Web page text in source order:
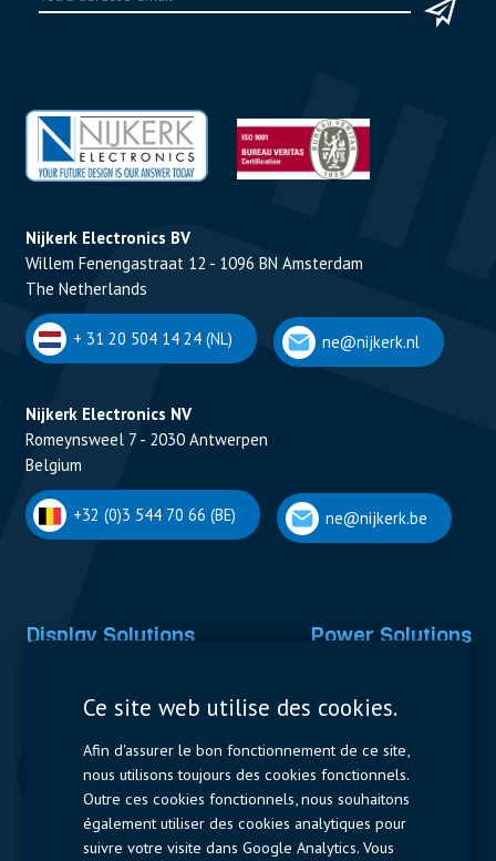
Nijkerk Electronics BV
Willem Fenengastraat 12 - 1096 BN Amsterdam
The Netherlands
+ 31 20 504 14 24 (NL) ne@nijkerk.nl
Nijkerk Electronics NV
Romeynsweel 7 - 2030 Antwerpen
Belgium
+32 (0)3 544 70 66 (BE) ne@nijkerk.be
Display Solutions Power Solutions
Contactors & Fuses
Measurement
Resistors
Ce site web utilise des cookies.
Afin d'assurer le bon fonctionnement de ce site,
nous utilisons toujours des cookies fonctionnels.
Outre ces cookies fonctionnels, nous souhaitons
également utiliser des cookies analytiques pour
suivre votre visite dans Google Analytics. Vous